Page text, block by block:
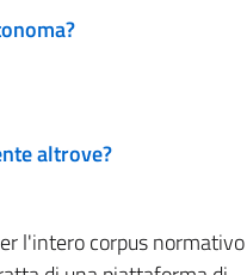
altrove?
l'intero corpus